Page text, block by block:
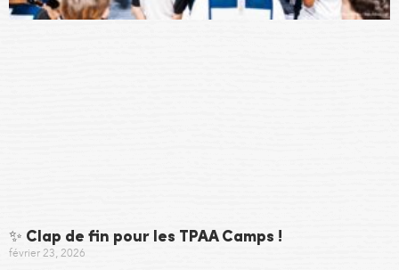
✨ Clap de fin pour les TPAA Camps !
février 23, 2026